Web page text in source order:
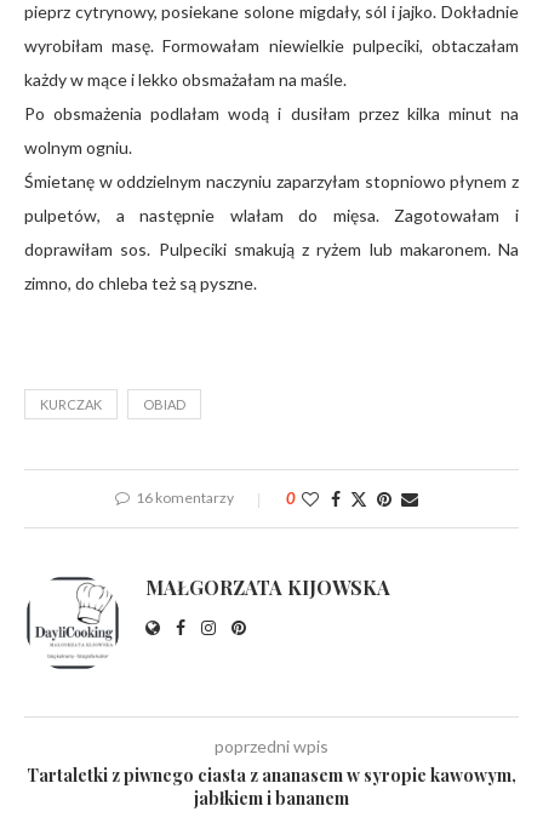
pieprz cytrynowy, posiekane solone migdały, sól i jajko. Dokładnie
wyrobiłam masę. Formowałam niewielkie pulpeciki, obtaczałam
każdy w mące i lekko obsmażałam na maśle.
Po obsmażenia podlałam wodą i dusiłam przez kilka minut na
wolnym ogniu.
Śmietanę w oddzielnym naczyniu zaparzyłam stopniowo płynem z
pulpetów, a następnie wlałam do mięsa. Zagotowałam i
doprawiłam sos. Pulpeciki smakują z ryżem lub makaronem. Na
zimno, do chleba też są pyszne.
KURCZAK OBIAD
16 komentarzy 0
MAŁGORZATA KIJOWSKA
poprzedni wpis
Tartaletki z piwnego ciasta z ananasem w syropie kawowym,
jabłkiem i bananem